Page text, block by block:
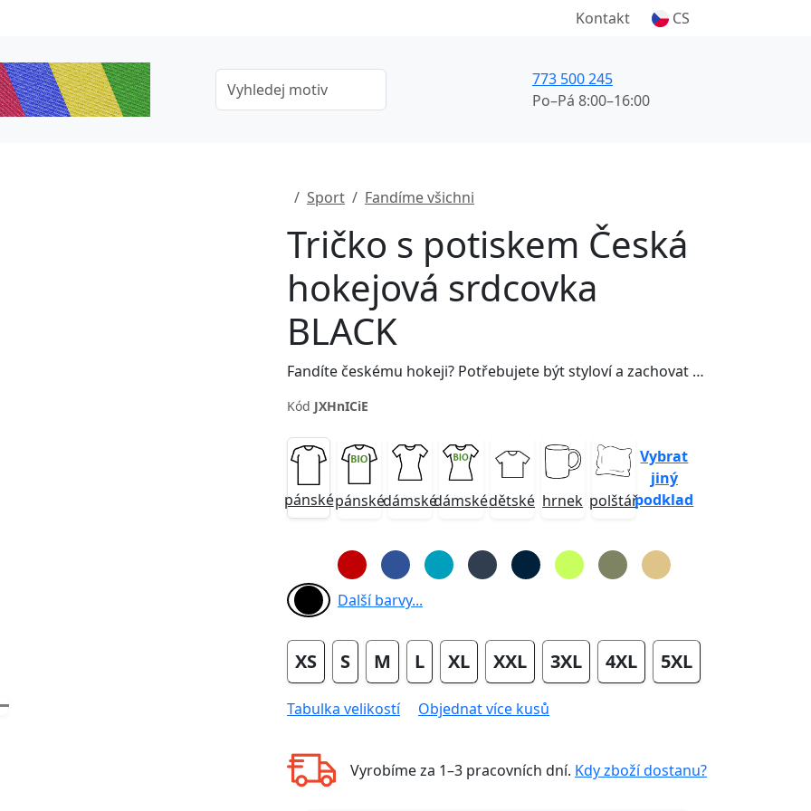
Kontakt CS
773 500 245
Po–Pá 8:00–16:00
Sport Fandíme všichni
Tričko s potiskem Česká
hokejová srdcovka
BLACK
Fandíte českému hokeji? Potřebujete být styloví a zachovat úroveň? Nebo prostě jen nemáte rádi bílou barvu? Tak právě pro Vás tu máme jednu srdcovku v černé variantě. ČEŠI DO TOHO!!!
Kód JXHnICiE
pánsképánskédámskédámskédětské hrnek polštář
Vybrat
jiný
podklad
Další barvy...
XS S M L XL XXL 3XL 4XL 5XL
Tabulka velikostí Objednat více kusů
Vyrobíme za 1–3 pracovních dní. Kdy zboží dostanu?